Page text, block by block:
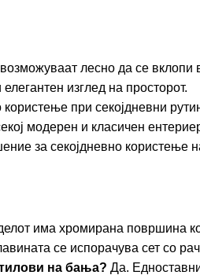
лесно да се
изглед на просторот.
при секојдневни
модерен и класичен
за секојдневно користење
има хромирана површина
се испорачува сет со
на бања? Да.